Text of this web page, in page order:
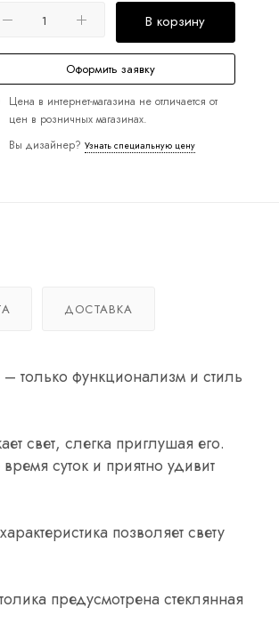
В корзину
Оформить заявку
Цена в интернет-магазина не отличается от
цен в розничных магазинах.
Вы дизайнер? Узнать специальную цену
ДОСТАВКА
только функционализм и стиль
свет, слегка приглушая его.
суток и приятно удивит
позволяет свету
предусмотрена стеклянная